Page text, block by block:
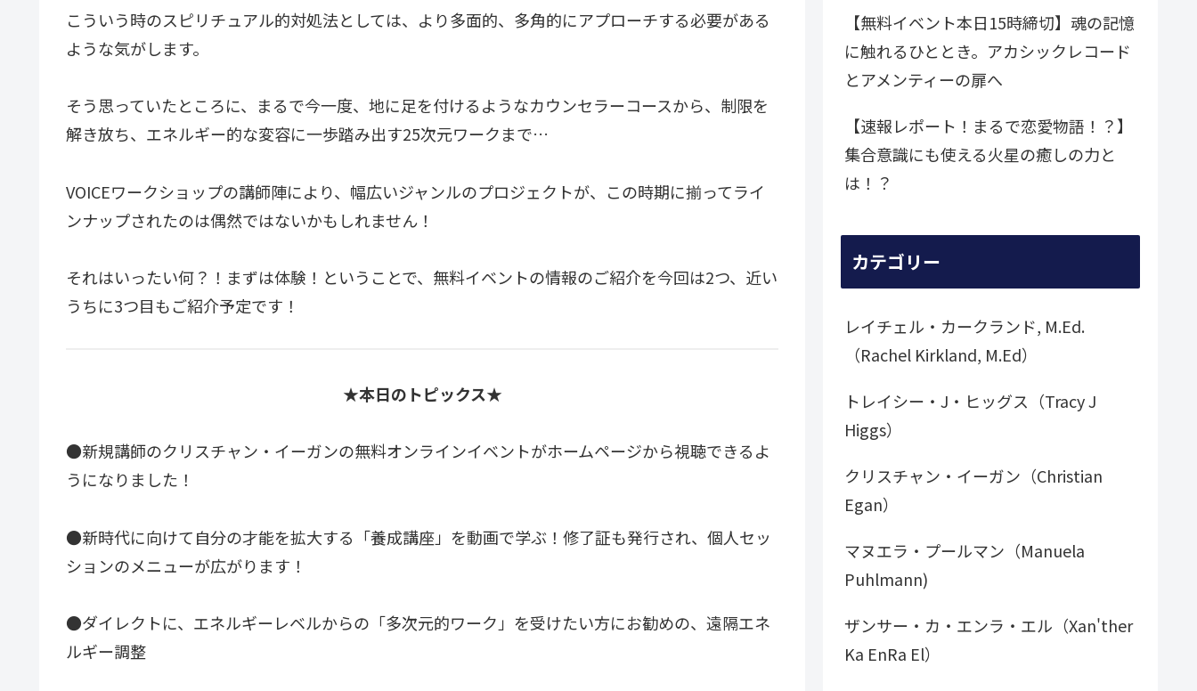
こういう時のスピリチュアル的対処法としては、より多面的、多角的にアプローチする必要がある
ような気がします。
そう思っていたところに、まるで今一度、地に足を付けるようなカウンセラーコースから、制限を
解き放ち、エネルギー的な変容に一歩踏み出す25次元ワークまで…
VOICEワークショップの講師陣により、幅広いジャンルのプロジェクトが、この時期に揃ってライ
ンナップされたのは偶然ではないかもしれません！
それはいったい何？！まずは体験！ということで、無料イベントの情報のご紹介を今回は2つ、近い
うちに3つ目もご紹介予定です！​​​​​​​
★本日のトピックス★
●新規講師のクリスチャン・イーガンの無料オンラインイベントがホームページから視聴できるよ
うになりました！
●新時代に向けて自分の才能を拡大する「養成講座」を動画で学ぶ！修了証も発行され、個人セッ
ションのメニューが広がります！
●ダイレクトに、エネルギーレベルからの「多次元的ワーク」を受けたい方にお勧めの、遠隔エネ
ルギー調整
【無料イベント本日15時締切】魂の記憶
に触れるひととき。アカシックレコード
とアメンティーの扉へ
【速報レポート！まるで恋愛物語！？】
集合意識にも使える火星の癒しの力と
は！？
カテゴリー
レイチェル・カークランド, M.Ed.
（Rachel Kirkland, M.Ed）
トレイシー・J・ヒッグス（Tracy J
Higgs）
クリスチャン・イーガン（Christian
Egan）
マヌエラ・プールマン（Manuela
Puhlmann)
ザンサー・カ・エンラ・エル（Xan'ther
Ka EnRa El）